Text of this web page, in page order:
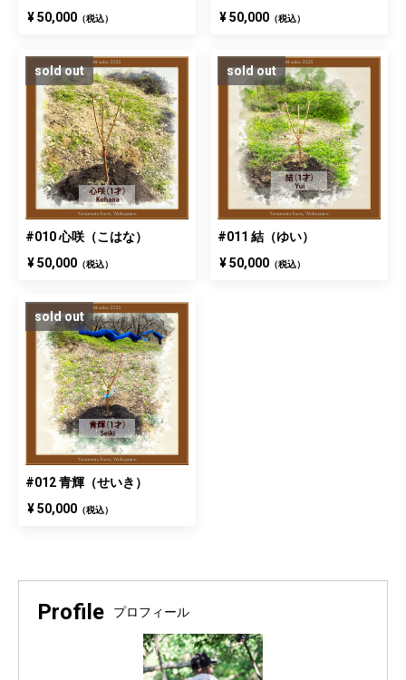
¥ 50,000 （税込） ¥ 50,000 （税込）
sold out
#010 心咲（こはな）
¥ 50,000 （税込）
sold out
#011 結（ゆい）
¥ 50,000 （税込）
sold out
#012 青輝（せいき）
¥ 50,000 （税込）
Profile プロフィール